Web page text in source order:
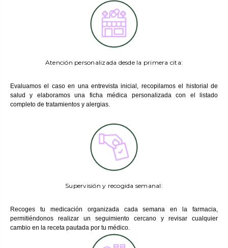
Atención personalizada desde la primera cita:
Evaluamos el caso en una entrevista inicial, recopilamos el historial de
salud y elaboramos una ficha médica personalizada con el listado
completo de tratamientos y alergias.
Supervisión y recogida semanal:
Recoges tu medicación organizada cada semana en la farmacia,
permitiéndonos realizar un seguimiento cercano y revisar cualquier
cambio en la receta pautada por tu médico.